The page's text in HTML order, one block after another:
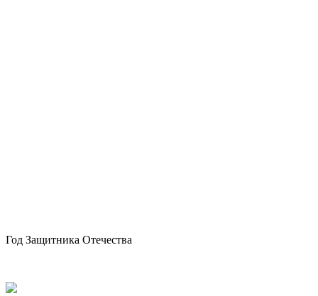
Год Защитника Отечества